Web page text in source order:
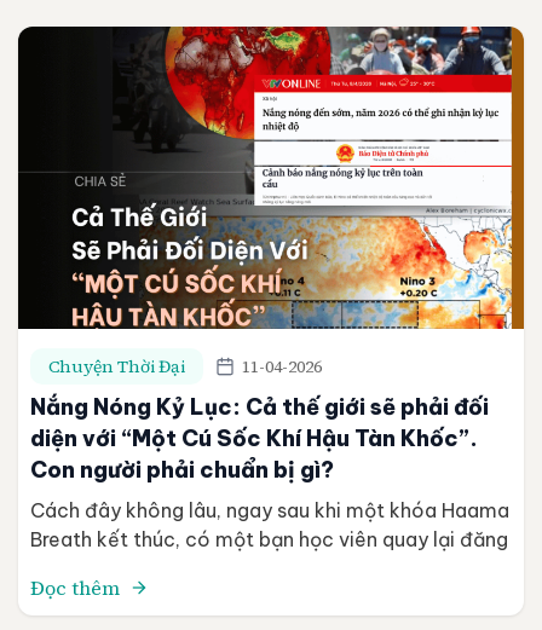
Chuyện Thời Đại 11-04-2026
Nắng Nóng Kỷ Lục: Cả thế giới sẽ phải đối
diện với “Một Cú Sốc Khí Hậu Tàn Khốc”.
Con người phải chuẩn bị gì?
Cách đây không lâu, ngay sau khi một khóa Haama
Breath kết thúc, có một bạn học viên quay lại đăng
ràng – bạn vừa trải qua một lần gần như sốc nhiệt.
Đọc thêm